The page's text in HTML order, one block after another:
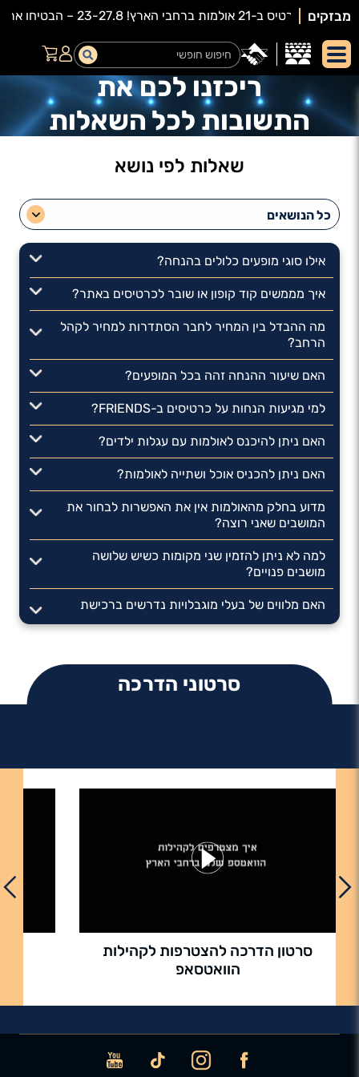
מבזקים
ריכזנו לכם את
התשובות לכל השאלות
שאלות לפי נושא
אילו סוגי מופעים כלולים בהנחה?
איך מממשים קוד קופון או שובר לכרטיסים באתר?
מה ההבדל בין המחיר לחבר הסתדרות למחיר לקהל
הרחב?
האם שיעור ההנחה זהה בכל המופעים?
למי מגיעות הנחות על כרטיסים ב-FRIENDS?
האם ניתן להיכנס לאולמות עם עגלות ילדים?
האם ניתן להכניס אוכל ושתייה לאולמות?
מדוע בחלק מהאולמות אין את האפשרות לבחור את
המושבים שאני רוצה?
למה לא ניתן להזמין שני מקומות כשיש שלושה
מושבים פנויים?
האם מלווים של בעלי מוגבלויות נדרשים ברכישת
כרטיס?
ביצעתי בטעות רכישה למופע במיקום או בתאריך לא
האם האולמות שלכם נגישים?
האם בטוח לרכוש דרך האתר שלכם?
האם אני חייב להיות חבר הסתדרות בכדי להנות
מהמופעים שלכם?
איפה אני רואה את ההזמנות שביצעתי?
איך מזמינים כרטיסים באתר?
סרטוני הדרכה
סרטון הדרכה להצטרפות לקהילות
הוואטסאפ
ICON
ICON
ICON
ICON